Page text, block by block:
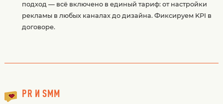
подход — всё включено в единый тариф: от настройки
рекламы в любых каналах до дизайна. Фиксируем KPI в
договоре.
PR И SMM